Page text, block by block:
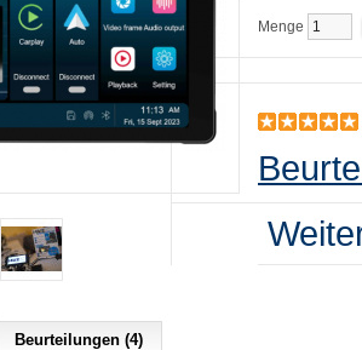
Menge
Beurteilungen (4)